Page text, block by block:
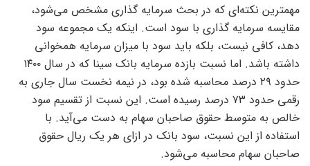
مهمترین نکته‌ای که در بحث سرمایه گذاری مشخص می‌شود،
مقایسه سرمایه گذاری با سود است. اینکه یک مجموعه سود
دهد، کافی نیست، بلکه باید سود با میزان سرمایه همخوانی
داشته باشد. اما نسبت بازده سرمایه بانک سینا که در سال ۱۴۰۰
حدود ۲۹ درصد محاسبه شده بود، در نیمه نخست سال جاری به
رقمی حدود ۷۳ درصد رسیده است. این نسبت از تقسیم سود
خالص به متوسط حقوق صاحبان سهام به دست می‌آید. با
استفاده از این نسبت، سود بانک در ازای هر یک ریال حقوق
صاحبان سهام محاسبه می‌شود.